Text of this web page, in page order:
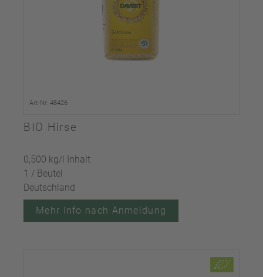
Art-Nr. 48426
BIO Hirse
0,500 kg/l Inhalt
1 / Beutel
Deutschland
Mehr Info nach Anmeldung